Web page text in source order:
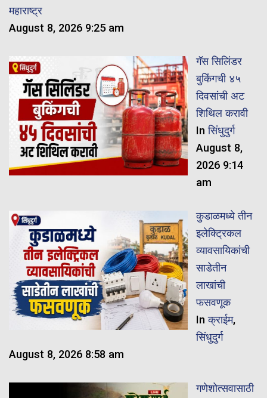
महाराष्ट्र
August 8, 2026 9:25 am
गॅस सिलिंडर
बुकिंगची ४५
दिवसांची अट
शिथिल करावी
Inसिंधुदुर्ग
August 8,
2026 9:14
am
कुडाळमध्ये तीन
इलेक्ट्रिकल
व्यावसायिकांची
साडेतीन
लाखांची
फसवणूक
Inक्राईम,
सिंधुदुर्ग
August 8, 2026 8:58 am
गणेशोत्सवासाठी